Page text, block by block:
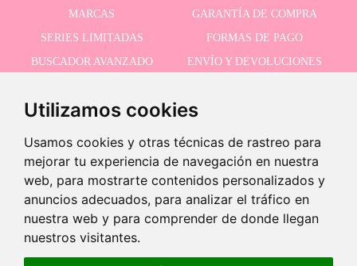
Utilizamos cookies
Usamos cookies y otras técnicas de rastreo para
mejorar tu experiencia de navegación en nuestra
web, para mostrarte contenidos personalizados y
anuncios adecuados, para analizar el tráfico en
nuestra web y para comprender de donde llegan
nuestros visitantes.
MARCAS
GARANTÍA DE COMPRA
SERIES LIMITADAS
FORMAS DE PAGO
BUSCADOR AVANZADO
ENVÍO Y DEVOLUCIONES
RECIBE NUESTRAS ÚLTIMAS NOVEDADES
Acepto la política de privacidad